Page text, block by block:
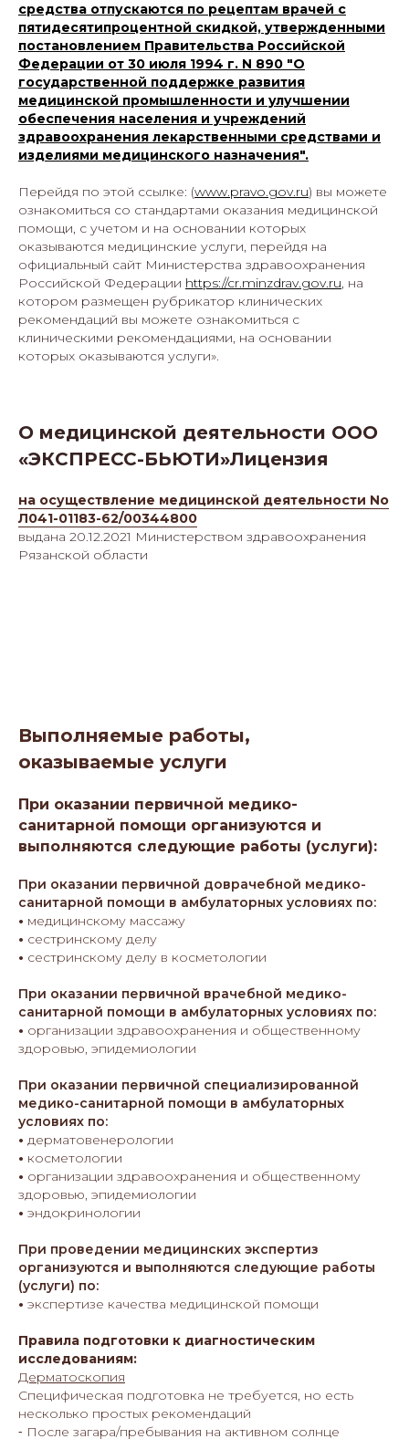
средства отпускаются по рецептам врачей с
пятидесятипроцентной скидкой, утвержденными
постановлением Правительства Российской
Федерации от 30 июля 1994 г. N 890 "О
государственной поддержке развития
медицинской промышленности и улучшении
обеспечения населения и учреждений
здравоохранения лекарственными средствами и
изделиями медицинского назначения".
Перейдя по этой ссылке: (www.pravo.gov.ru) вы можете
ознакомиться со стандартами оказания медицинской
помощи, с учетом и на основании которых
оказываются медицинские услуги, перейдя на
официальный сайт Министерства здравоохранения
Российской Федерации https://cr.minzdrav.gov.ru, на
котором размещен рубрикатор клинических
рекомендаций вы можете ознакомиться с
клиническими рекомендациями, на основании
которых оказываются услуги».
О медицинской деятельности ООО
«ЭКСПРЕСС-БЬЮТИ»Лицензия
на осуществление медицинской деятельности No
Л041-01183-62/00344800
выдана 20.12.2021 Министерством здравоохранения
Рязанской области
Выполняемые работы,
оказываемые услуги
При оказании первичной медико-
санитарной помощи организуются и
выполняются следующие работы (услуги):
При оказании первичной доврачебной медико-
санитарной помощи в амбулаторных условиях по:
• медицинскому массажу
• сестринскому делу
• сестринскому делу в косметологии
При оказании первичной врачебной медико-
санитарной помощи в амбулаторных условиях по:
• организации здравоохранения и общественному
здоровью, эпидемиологии
При оказании первичной специализированной
медико-санитарной помощи в амбулаторных
условиях по:
• дерматовенерологии
• косметологии
• организации здравоохранения и общественному
здоровью, эпидемиологии
• эндокринологии
При проведении медицинских экспертиз
организуются и выполняются следующие работы
(услуги) по:
• экспертизе качества медицинской помощи
Правила подготовки к диагностическим
исследованиям:
Дерматоскопия
Специфическая подготовка не требуется, но есть
несколько простых рекомендаций
⁃ После загара/пребывания на активном солнце